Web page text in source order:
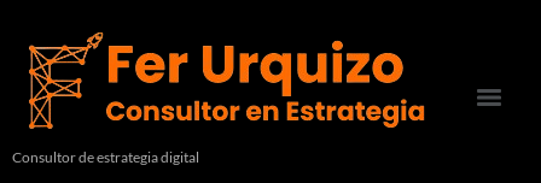
Consultor de estrategia digital